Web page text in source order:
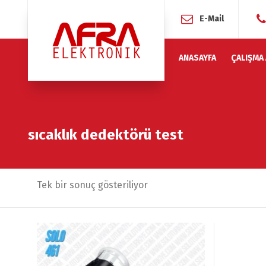
E-Mail
ANASAYFA
sıcaklık dedektörü test
Tek bir sonuç gösteriliyor